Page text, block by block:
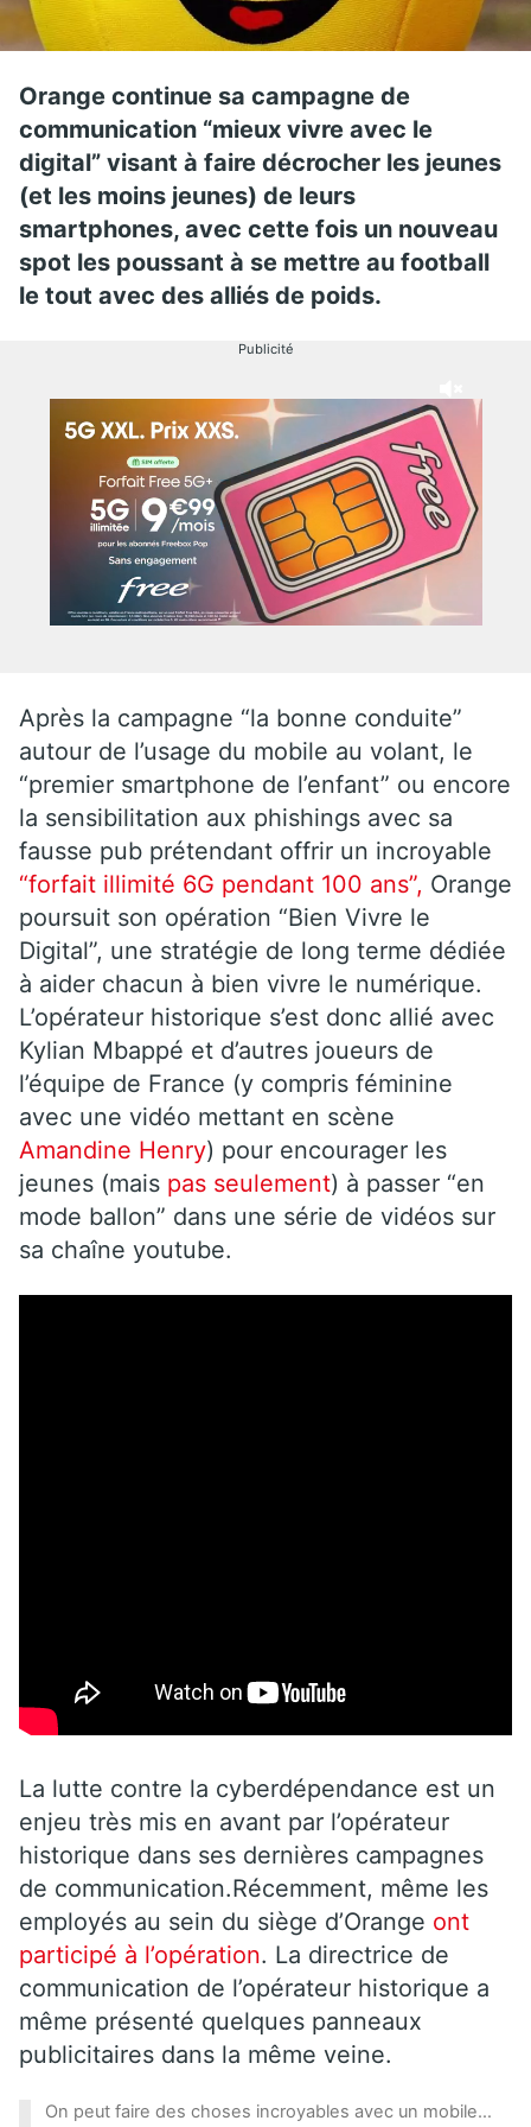
Orange continue sa campagne de
communication “mieux vivre avec le
digital” visant à faire décrocher les jeunes
(et les moins jeunes) de leurs
smartphones, avec cette fois un nouveau
spot les poussant à se mettre au football
le tout avec des alliés de poids.
Publicité
Après la campagne “la bonne conduite”
autour de l’usage du mobile au volant, le
“premier smartphone de l’enfant” ou encore
la sensibilitation aux phishings avec sa
fausse pub prétendant offrir un incroyable
“forfait illimité 6G pendant 100 ans”, Orange
poursuit son opération “Bien Vivre le
Digital”, une stratégie de long terme dédiée
à aider chacun à bien vivre le numérique.
L’opérateur historique s’est donc allié avec
Kylian Mbappé et d’autres joueurs de
l’équipe de France (y compris féminine
avec une vidéo mettant en scène
Amandine Henry) pour encourager les
jeunes (mais pas seulement) à passer “en
mode ballon” dans une série de vidéos sur
sa chaîne youtube.
La lutte contre la cyberdépendance est un
enjeu très mis en avant par l’opérateur
historique dans ses dernières campagnes
de communication.Récemment, même les
employés au sein du siège d’Orange ont
participé à l’opération. La directrice de
communication de l’opérateur historique a
même présenté quelques panneaux
publicitaires dans la même veine.
On peut faire des choses incroyables avec un mobile…